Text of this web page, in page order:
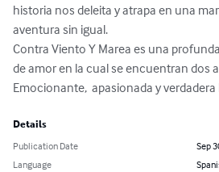
historia nos deleita y atrapa en una
aventura sin igual.
Contra Viento Y Marea es una
de amor en la cual se encuentran dos
Emocionante,  apasionada y
Details
Publication Date
Sep
Language